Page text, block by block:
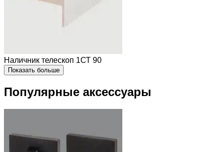
Наличник телескоп 1СТ 90
Показать больше
Популярные аксессуары